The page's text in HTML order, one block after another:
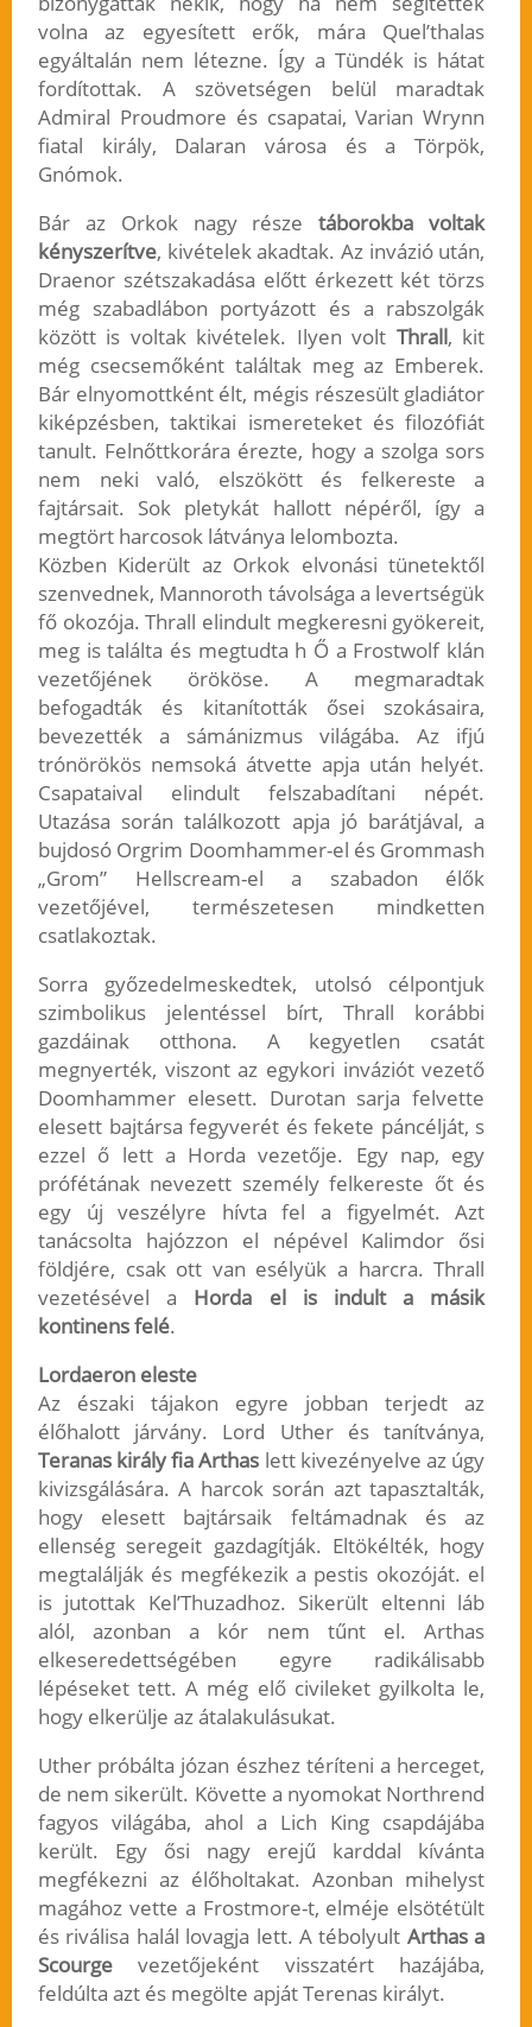
volna az egyesített erők, mára Quel’thalas
egyáltalán nem létezne. Így a Tündék is hátat
fordítottak. A szövetségen belül maradtak
Admiral Proudmore és csapatai, Varian Wrynn
fiatal király, Dalaran városa és a Törpök,
Gnómok.
Bár az Orkok nagy részetáborokba voltak
kényszerítve, kivételek akadtak. Az invázió után,
Draenor szétszakadása előtt érkezett két törzs
még szabadlábon portyázott és a rabszolgák
között is voltak kivételek. Ilyen volt Thrall, kit
még csecsemőként találtak meg az Emberek.
Bár elnyomottként élt, mégis részesült gladiátor
kiképzésben, taktikai ismereteket és filozófiát
tanult. Felnőttkorára érezte, hogy a szolga sors
nem neki való, elszökött és felkereste a
fajtársait. Sok pletykát hallott népéről, így a
megtört harcosok látványa lelombozta.
Közben Kiderült az Orkok elvonási tünetektől
szenvednek, Mannoroth távolsága a levertségük
fő okozója. Thrall elindult megkeresni gyökereit,
meg is találta és megtudta h Ő a Frostwolf klán
vezetőjének örököse. A megmaradtak
befogadták és kitanították ősei szokásaira,
bevezették a sámánizmus világába. Az ifjú
trónörökös nemsoká átvette apja után helyét.
Csapataival elindult felszabadítani népét.
Utazása során találkozott apja jó barátjával, a
bujdosó Orgrim Doomhammer-el és Grommash
„Grom” Hellscream-el a szabadon élők
vezetőjével, természetesen mindketten
csatlakoztak.
Sorra győzedelmeskedtek, utolsó célpontjuk
szimbolikus jelentéssel bírt, Thrall korábbi
gazdáinak otthona. A kegyetlen csatát
megnyerték, viszont az egykori inváziót vezető
Doomhammer elesett. Durotan sarja felvette
elesett bajtársa fegyverét és fekete páncélját, s
ezzel ő lett a Horda vezetője. Egy nap, egy
prófétának nevezett személy felkereste őt és
egy új veszélyre hívta fel a figyelmét. Azt
tanácsolta hajózzon el népével Kalimdor ősi
földjére, csak ott van esélyük a harcra. Thrall
vezetésével a Horda el is indult a másik
kontinens felé.
Lordaeron eleste
Az északi tájakon egyre jobban terjedt az
élőhalott járvány. Lord Uther és tanítványa,
Teranas király fia Arthas lett kivezényelve az úgy
kivizsgálására. A harcok során azt tapasztalták,
hogy elesett bajtársaik feltámadnak és az
ellenség seregeit gazdagítják. Eltökélték, hogy
megtalálják és megfékezik a pestis okozóját. el
is jutottak Kel’Thuzadhoz. Sikerült eltenni láb
alól, azonban a kór nem tűnt el. Arthas
elkeseredettségében egyre radikálisabb
lépéseket tett. A még elő civileket gyilkolta le,
hogy elkerülje az átalakulásukat.
Uther próbálta józan észhez téríteni a herceget,
de nem sikerült. Követte a nyomokat Northrend
fagyos világába, ahol a Lich King csapdájába
került. Egy ősi nagy erejű karddal kívánta
megfékezni az élőholtakat. Azonban mihelyst
magához vette a Frostmore-t, elméje elsötétült
és riválisa halál lovagja lett. A tébolyult Arthas a
Scourgevezetőjeként visszatért hazájába,
feldúlta azt és megölte apját Terenas királyt.